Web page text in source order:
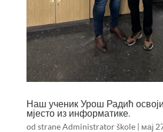
Наш ученик Урош Радић
мјесто из информатике.
od straneAdministrator škole| мај